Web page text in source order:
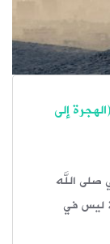
إلى
صلى الله
ليس في